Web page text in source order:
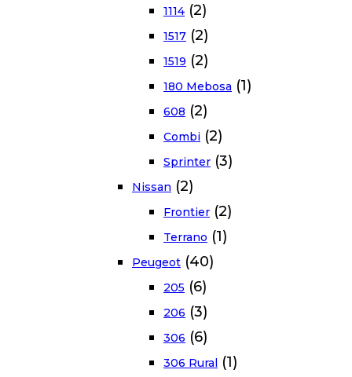
1114 (2)
1517 (2)
1519 (2)
180 Mebosa (1)
608 (2)
Combi (2)
Sprinter (3)
Nissan (2)
Frontier (2)
Terrano (1)
Peugeot (40)
205 (6)
206 (3)
306 (6)
306 Rural (1)